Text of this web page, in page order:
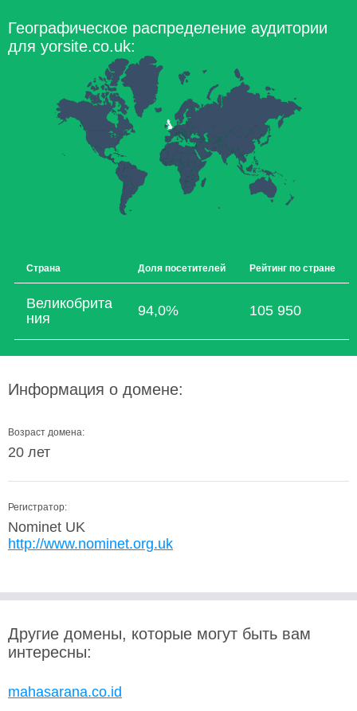
Географическое распределение аудитории
для yorsite.co.uk:
Страна Доля посетителей Рейтинг по стране
Великобрита
ния
94,0% 105 950
Информация о домене:
Возраст домена:
20 лет
Регистратор:
Nominet UK
http://www.nominet.org.uk
Другие домены, которые могут быть вам
интересны:
mahasarana.co.id